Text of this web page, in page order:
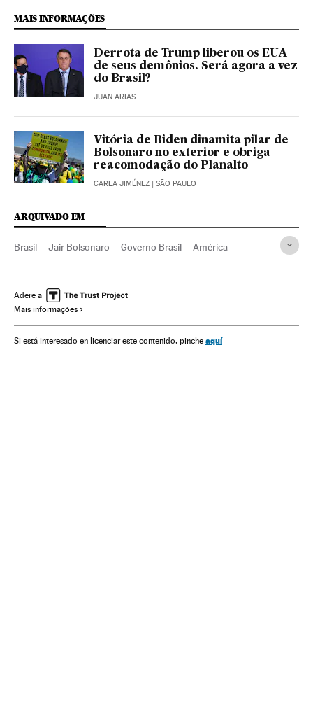
MAIS INFORMAÇÕES
Derrota de Trump liberou os EUA
de seus demônios. Será agora a vez
do Brasil?
JUAN ARIAS
Vitória de Biden dinamita pilar de
Bolsonaro no exterior e obriga
reacomodação do Planalto
CARLA JIMÉNEZ | SÃO PAULO
ARQUIVADO EM
Brasil Jair Bolsonaro Governo Brasil América
Jamil Chade Estados Unidos
Joseph Biden
Coronavirus Covid-19 Vacinas
Adere a
Mais informações
Si está interesado en licenciar este contenido, pinche aquí